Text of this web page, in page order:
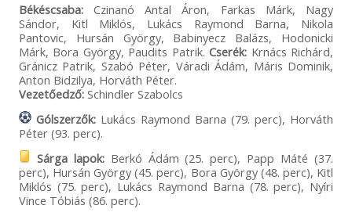
Békéscsaba:Czinanó Antal Áron, Farkas Márk, Nagy
Sándor, Kitl Miklós, Lukács Raymond Barna, Nikola
Pantovic, Hursán György, Babinyecz Balázs, Hodonicki
Márk, Bora György, Paudits Patrik.Cserék: Krnács Richárd,
Gránicz Patrik, Szabó Péter, Váradi Ádám, Máris Dominik,
Anton Bidzilya, Horváth Péter.
Vezetőedző:Schindler Szabolcs
Gólszerzők:Lukács Raymond Barna (79. perc), Horváth
Péter (93. perc).
Sárga lapok:Berkó Ádám (25. perc), Papp Máté (37.
perc), Hursán György (45. perc), Bora György (48. perc), Kitl
Miklós (75. perc), Lukács Raymond Barna (78. perc), Nyíri
Vince Tóbiás (86. perc).